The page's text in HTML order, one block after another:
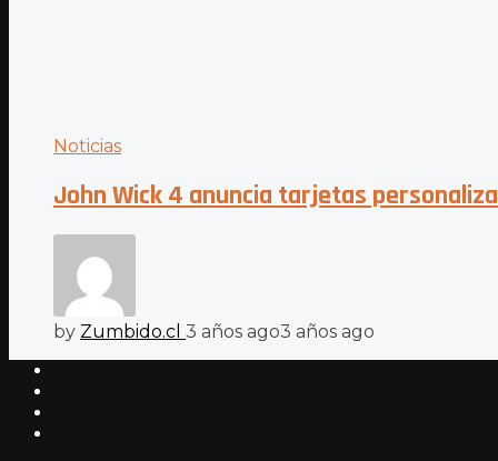
Noticias
John Wick 4 anuncia tarjetas
by Zumbido.cl 3 años ago3 años ago